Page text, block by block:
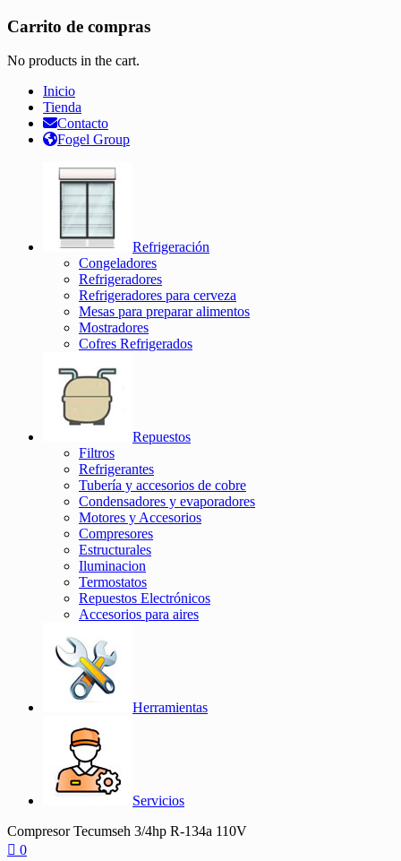
Carrito de compras
No products in the cart.
Inicio
Tienda
Contacto
Fogel Group
Refrigeración
Congeladores
Refrigeradores
Refrigeradores para cerveza
Mesas para preparar alimentos
Mostradores
Cofres Refrigerados
Repuestos
Filtros
Refrigerantes
Tubería y accesorios de cobre
Condensadores y evaporadores
Motores y Accesorios
Compresores
Estructurales
Iluminacion
Termostatos
Repuestos Electrónicos
Accesorios para aires
Herramientas
Servicios
Compresor Tecumseh 3/4hp R-134a 110V
0